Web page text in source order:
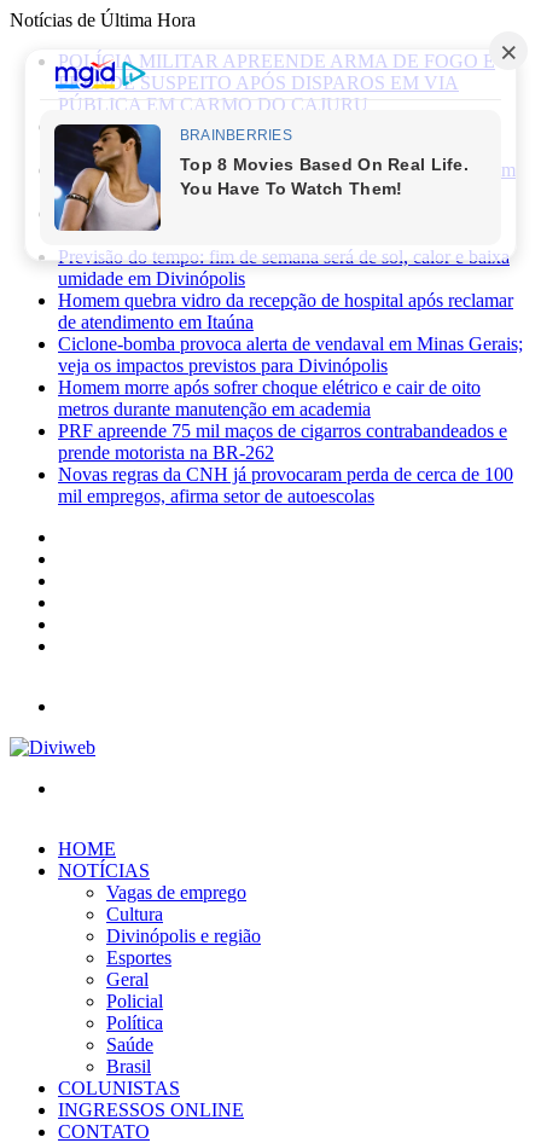
Notícias de Última Hora
POLÍCIA MILITAR APREENDE ARMA DE FOGO E
PRENDE SUSPEITO APÓS DISPAROS EM VIA
PÚBLICA EM CARMO DO CAJURU
Caminhonete furtada às margens da BR-494 é recuperada
pela Polícia Militar em Carmo da Mata
Mãe de recém-nascido abandonado em lote vago é presa em
Sabará
Três pessoas ficam feridas após ataque a facadas no bairro
Planalto, em Divinópolis
Previsão do tempo: fim de semana será de sol, calor e baixa
umidade em Divinópolis
Homem quebra vidro da recepção de hospital após reclamar
de atendimento em Itaúna
Ciclone-bomba provoca alerta de vendaval em Minas Gerais;
veja os impactos previstos para Divinópolis
Homem morre após sofrer choque elétrico e cair de oito
metros durante manutenção em academia
PRF apreende 75 mil maços de cigarros contrabandeados e
prende motorista na BR-262
Novas regras da CNH já provocaram perda de cerca de 100
mil empregos, afirma setor de autoescolas
HOME
NOTÍCIAS
Vagas de emprego
Cultura
Divinópolis e região
Esportes
Geral
Policial
Política
Saúde
Brasil
COLUNISTAS
INGRESSOS ONLINE
CONTATO